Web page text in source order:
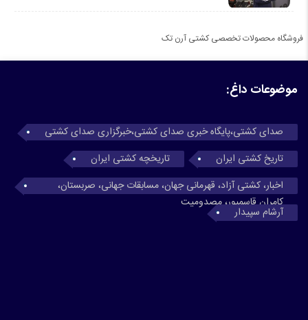
فروشگاه محصولات تخصصی کشتی آرن تک
موضوعات داغ:
صدای کشتی،پایگاه خبری صدای کشتی،خبرگزاری صدای کشتی
تاریخ کشتی ایران
تاریخچه کشتی ایران
اخبار، کشتی آزاد، قهرمانی جهان، مسابقات جهانی، صربستان،
کامران قاسمپور، مصدومیت
آرشام سپیدار